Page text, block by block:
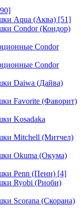
Aqua (Аква) [51]
Condor (Кондор)
Condor
Condor
Daiwa (Дайва)
Favorite (Фаворит)
Kosadaka
Mitchell (Митчел)
Okuma (Окума)
Penn (Пенн) [4]
Ryobi (Риоби)
Scorana (Скорана)